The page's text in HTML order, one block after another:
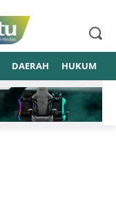
DAERAH HUKUM